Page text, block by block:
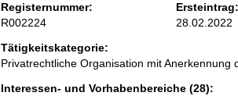
Registernummer:
R002224
Ersteintrag:
28.02.2022
Tätigkeitskategorie:
Privatrechtliche Organisation mit
Interessen- und Vorhabenbereiche (28):